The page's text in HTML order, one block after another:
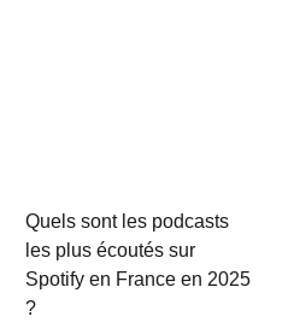
Quels sont les podcasts
les plus écoutés sur
Spotify en France en 2025
?